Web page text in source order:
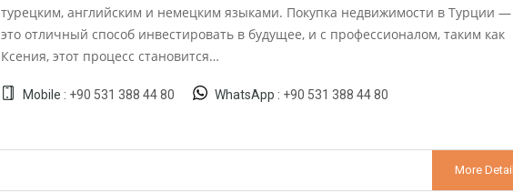
турецким, английским и немецким языками. Покупка недвижимости в Турции —
это отличный способ инвестировать в будущее, и с профессионалом, таким как
Ксения, этот процесс становится…
Mobile : +90 531 388 44 80 WhatsApp : +90 531 388 44 80
More